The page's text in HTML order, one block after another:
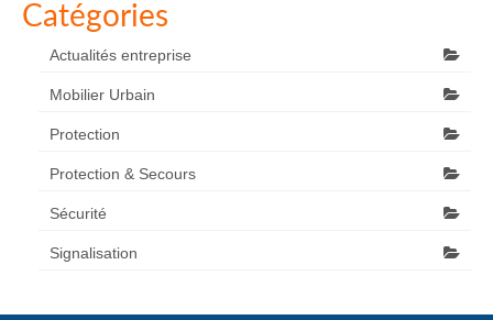
Catégories
Actualités entreprise
Mobilier Urbain
Protection
Protection & Secours
Sécurité
Signalisation